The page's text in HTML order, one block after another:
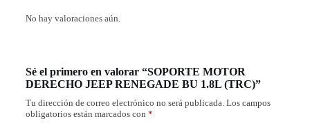
No hay valoraciones aún.
Sé el primero en valorar “SOPORTE MOTOR
DERECHO JEEP RENEGADE BU 1.8L (TRC)”
Tu dirección de correo electrónico no será publicada. Los campos
obligatorios están marcados con *